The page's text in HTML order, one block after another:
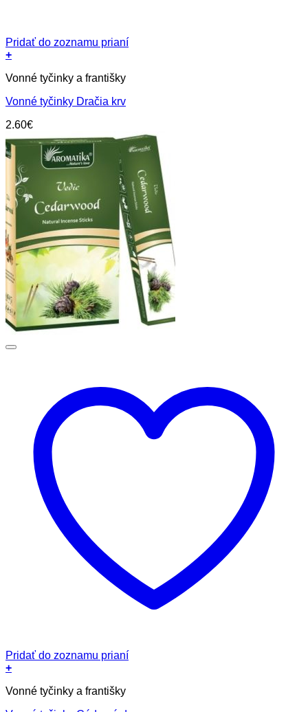
Pridať do zoznamu prianí
+
Vonné tyčinky a františky
Vonné tyčinky Dračia krv
2.60€
Pridať do zoznamu prianí
+
Vonné tyčinky a františky